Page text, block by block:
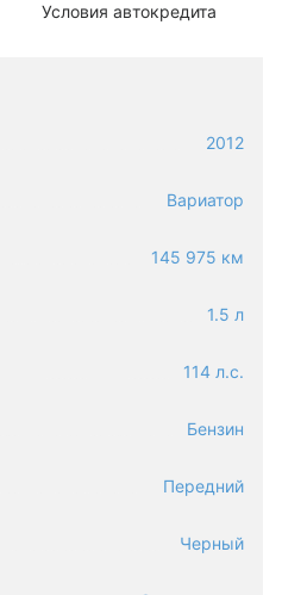
Условия автокредита
2012
Вариатор
145 975 км
1.5 л
114 л.с.
Бензин
Передний
Черный